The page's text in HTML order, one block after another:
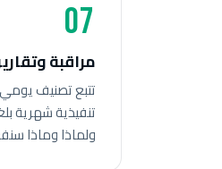
07
مراقبة
تتبع تصنيف
تنفيذية شهرية
ولماذا وماذا